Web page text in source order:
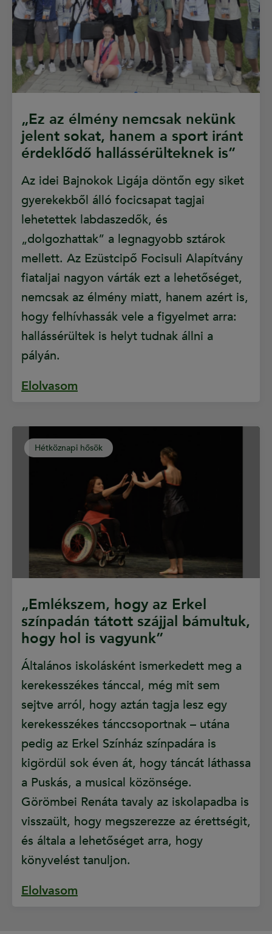
„Ez az élmény nemcsak nekünk
jelent sokat, hanem a sport iránt
érdeklődő hallássérülteknek is”
Az idei Bajnokok Ligája döntőn egy siket
gyerekekből álló focicsapat tagjai
lehetettek labdaszedők, és
„dolgozhattak” a legnagyobb sztárok
mellett. Az Ezüstcipő Focisuli Alapítvány
fiataljai nagyon várták ezt a lehetőséget,
nemcsak az élmény miatt, hanem azért is,
hogy felhívhassák vele a figyelmet arra:
hallássérültek is helyt tudnak állni a
pályán.
Elolvasom
Hétköznapi hősök
„Emlékszem, hogy az Erkel
színpadán tátott szájjal bámultuk,
hogy hol is vagyunk”
Általános iskolásként ismerkedett meg a
kerekesszékes tánccal, még mit sem
sejtve arról, hogy aztán tagja lesz egy
kerekesszékes tánccsoportnak – utána
pedig az Erkel Színház színpadára is
kigördül sok éven át, hogy táncát láthassa
a Puskás, a musical közönsége.
Görömbei Renáta tavaly az iskolapadba is
visszaült, hogy megszerezze az érettségit,
és általa a lehetőséget arra, hogy
könyvelést tanuljon.
Elolvasom